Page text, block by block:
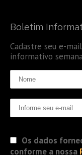
Boletim
Cadastre seu e-
informativo
Os dados
conforme a nossa